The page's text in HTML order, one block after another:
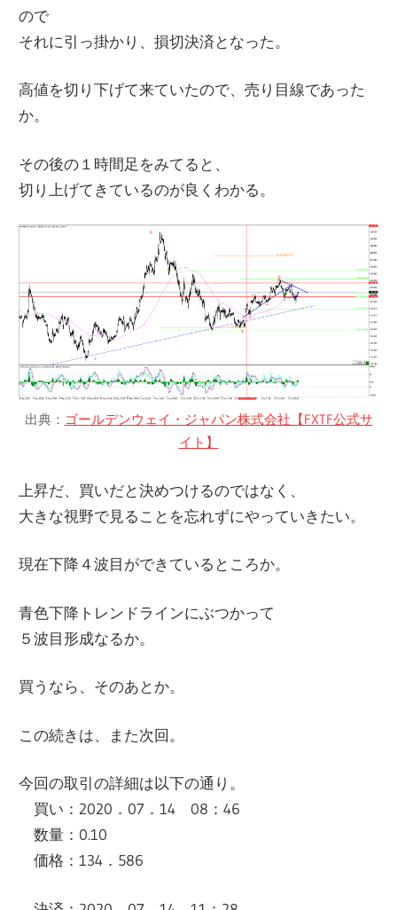
ので
それに引っ掛かり、損切決済となった。
高値を切り下げて来ていたので、売り目線であった
か。
その後の１時間足をみてると、
切り上げてきているのが良くわかる。
出典： ゴールデンウェイ・ジャパン株式会社【FXTF公式サ
イト】
上昇だ、買いだと決めつけるのではなく、
大きな視野で見ることを忘れずにやっていきたい。
現在下降４波目ができているところか。
青色下降トレンドラインにぶつかって
５波目形成なるか。
買うなら、そのあとか。
この続きは、また次回。
今回の取引の詳細は以下の通り。
買い：2020．07．14 08：46
数量：0.10
価格：134．586